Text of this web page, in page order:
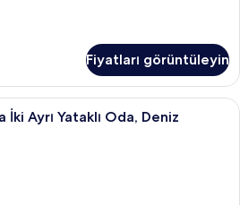
Fiyatları görüntüleyin
Premium Tek Büyük veya İki Ayrı
Ayrı Yataklı Oda, Deniz